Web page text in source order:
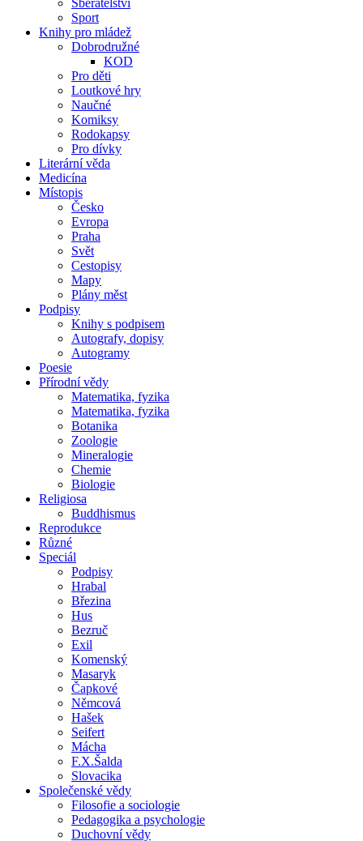
Sport
Knihy pro mládež
Dobrodružné
KOD
Pro děti
Loutkové hry
Naučné
Komiksy
Rodokapsy
Pro dívky
Literární věda
Medicína
Místopis
Česko
Evropa
Praha
Svět
Cestopisy
Mapy
Plány měst
Podpisy
Knihy s podpisem
Autografy, dopisy
Autogramy
Poesie
Přírodní vědy
Matematika, fyzika
Matematika, fyzika
Botanika
Zoologie
Mineralogie
Chemie
Biologie
Religiosa
Buddhismus
Reprodukce
Různé
Speciál
Podpisy
Hrabal
Březina
Hus
Bezruč
Exil
Komenský
Masaryk
Čapkové
Němcová
Hašek
Seifert
Mácha
F.X.Šalda
Slovacika
Společenské vědy
Filosofie a sociologie
Pedagogika a psychologie
Duchovní vědy